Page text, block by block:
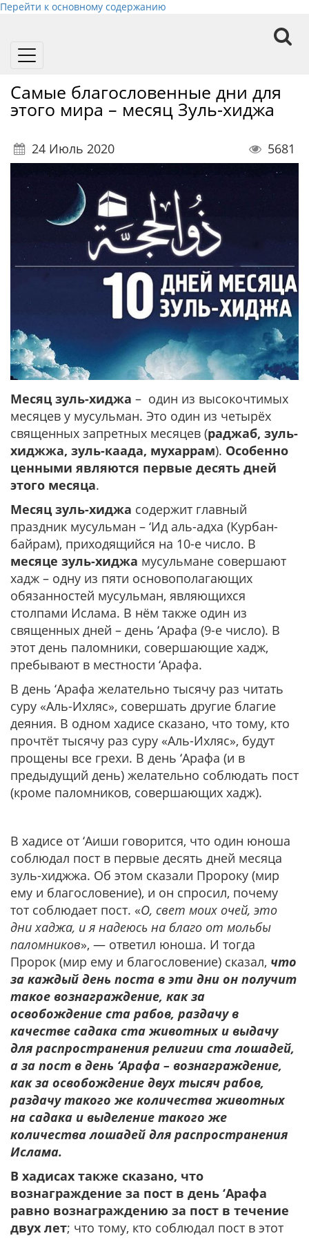
Перейти к основному содержанию
Toggle
Самые благословенные дни для
этого мира – месяц Зуль-хиджа
24 Июль 2020 5681
Месяц зуль-хиджа – один из высокочтимых
месяцев у мусульман. Это один из четырёх
священных запретных месяцев (раджаб, зуль-
хиджжа, зуль-каада, мухаррам). Особенно
ценными являются первые десять дней
этого месяца.
Месяц зуль-хиджа содержит главный
праздник мусульман – ‘Ид аль-адха (Курбан-
байрам), приходящийся на 10-е число. В
месяце зуль-хиджа мусульмане совершают
хадж – одну из пяти основополагающих
обязанностей мусульман, являющихся
столпами Ислама. В нём также один из
священных дней – день ‘Арафа (9-е число). В
этот день паломники, совершающие хадж,
пребывают в местности ‘Арафа.
В день ‘Арафа желательно тысячу раз читать
суру «Аль-Ихляс», совершать другие благие
деяния. В одном хадисе сказано, что тому, кто
прочтёт тысячу раз суру «Аль-Ихляс», будут
прощены все грехи. В день ‘Арафа (и в
предыдущий день) желательно соблюдать пост
(кроме паломников, совершающих хадж).
В хадисе от ‘Аиши говорится, что один юноша
соблюдал пост в первые десять дней месяца
зуль-хиджжа. Об этом сказали Пророку (мир
ему и благословение), и он спросил, почему
тот соблюдает пост. «О, свет моих очей, это
дни хаджа, и я надеюсь на благо от мольбы
паломников», — ответил юноша. И тогда
Пророк (мир ему и благословение) сказал, что
за каждый день поста в эти дни он получит
такое вознаграждение, как за
освобождение ста рабов, раздачу в
качестве садака ста животных и выдачу
для распространения религии ста лошадей,
а за пост в день ‘Арафа – вознаграждение,
как за освобождение двух тысяч рабов,
раздачу такого же количества животных
на садака и выделение такого же
количества лошадей для распространения
Ислама.
В хадисах также сказано, что
вознаграждение за пост в день ‘Арафа
равно вознаграждению за пост в течение
двух лет; что тому, кто соблюдал пост в этот